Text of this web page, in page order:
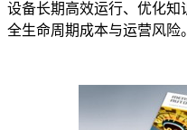
设备长期高效运行、优化
全生命周期成本与运营风险。